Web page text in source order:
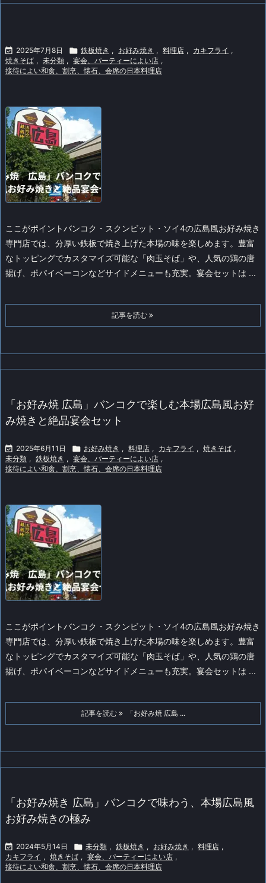
 2025年7月8日  鉄板焼き , お好み焼き , 料理店 , カキフライ ,
焼きそば , 未分類 , 宴会、パーティーによい店 ,
接待によい和食、割烹、懐石、会席の日本料理店
ここがポイントバンコク・スクンビット・ソイ4の広島風お好み焼き
専門店では、分厚い鉄板で焼き上げた本場の味を楽しめます。豊富
なトッピングでカスタマイズ可能な「肉玉そば」や、人気の鶏の唐
揚げ、ポパイベーコンなどサイドメニューも充実。宴会セットは ...
記事を読む
「お好み焼 広島」バンコクで楽しむ本場広島風お好
み焼きと絶品宴会セット
 2025年6月11日  お好み焼き , 料理店 , カキフライ , 焼きそば ,
未分類 , 鉄板焼き , 宴会、パーティーによい店 ,
接待によい和食、割烹、懐石、会席の日本料理店
ここがポイントバンコク・スクンビット・ソイ4の広島風お好み焼き
専門店では、分厚い鉄板で焼き上げた本場の味を楽しめます。豊富
なトッピングでカスタマイズ可能な「肉玉そば」や、人気の鶏の唐
揚げ、ポパイベーコンなどサイドメニューも充実。宴会セットは ...
記事を読む 「お好み焼 広島 ...
「お好み焼き 広島」バンコクで味わう、本場広島風
お好み焼きの極み
 2024年5月14日  未分類 , 鉄板焼き , お好み焼き , 料理店 ,
カキフライ , 焼きそば , 宴会、パーティーによい店 ,
接待によい和食、割烹、懐石、会席の日本料理店